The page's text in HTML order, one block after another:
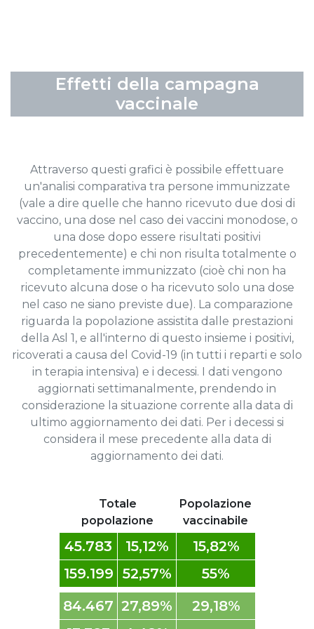
Effetti della campagna
vaccinale
Attraverso questi grafici è possibile effettuare
un'analisi comparativa tra persone immunizzate
(vale a dire quelle che hanno ricevuto due dosi di
vaccino, una dose nel caso dei vaccini monodose, o
una dose dopo essere risultati positivi
precedentemente) e chi non risulta totalmente o
completamente immunizzato (cioè chi non ha
ricevuto alcuna dose o ha ricevuto solo una dose
nel caso ne siano previste due). La comparazione
riguarda la popolazione assistita dalle prestazioni
della Asl 1, e all'interno di questo insieme i positivi,
ricoverati a causa del Covid-19 (in tutti i reparti e solo
in terapia intensiva) e i decessi. I dati vengono
aggiornati settimanalmente, prendendo in
considerazione la situazione corrente alla data di
ultimo aggiornamento dei dati. Per i decessi si
considera il mese precedente alla data di
aggiornamento dei dati.
Totale
popolazione
Popolazione
vaccinabile
45.783 15,12%
15,82%
159.199 52,57%
55%
84.467 27,89%
29,18%